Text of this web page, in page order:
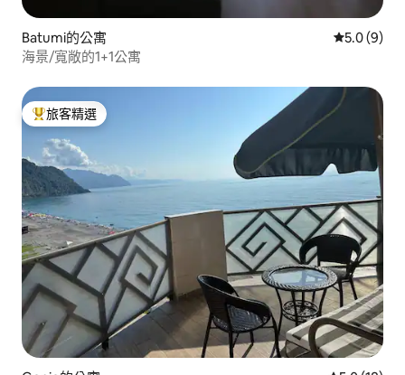
Batumi的公寓 從 9 則評
5.0 (9)
海景/寬敞的1+1公寓
旅客精選榜首
旅客精選